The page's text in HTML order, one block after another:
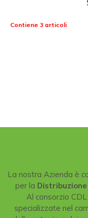
Contiene 3 articoli
La nostra Azienda è
per la Distribuzione
Al consorzio
specializzate nel